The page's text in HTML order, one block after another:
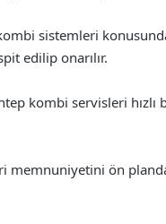
sistemleri
edilip onarılır.
kombi servisleri hızlı
memnuniyetini ön